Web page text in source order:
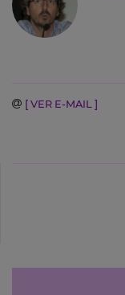
[ VER E-MAIL ]